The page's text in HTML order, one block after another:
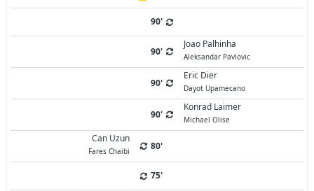
90'
90'
Joao Palhinha
Aleksandar Pavlovic
90'
Eric Dier
Dayot Upamecano
90'
Konrad Laimer
Michael Olise
Can Uzun
Fares Chaibi 80'
75'